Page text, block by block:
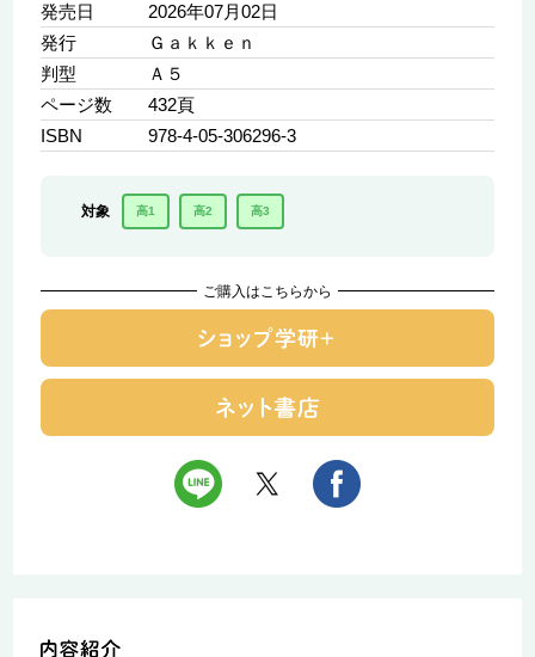
発売日
2026年07月02日
発行
Ｇａｋｋｅｎ
判型
Ａ５
ページ数
432頁
ISBN
978-4-05-306296-3
対象 高1 高2 高3
ご購入はこちらから